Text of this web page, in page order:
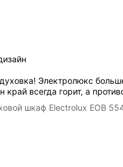
Электролюкс
всегда горит, а
шкаф Electrolux EOB